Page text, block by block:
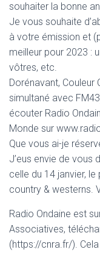
souhaiter la bonne
Je vous souhaite
à votre émission et
meilleur pour 2023 :
vôtres, etc.
Dorénavant, Couleur
simultané avec
écouter Radio
Monde sur
Que vous ai-je
J’eus envie de vous
celle du 14 janvier,
country & westerns.
Radio Ondaine est
Associatives,
(https://cnra.fr/).